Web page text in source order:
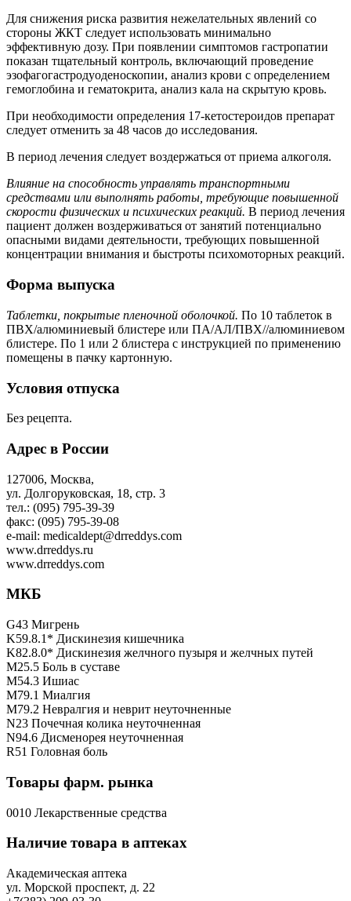
Для снижения риска развития нежелательных явлений со
стороны ЖКТ следует использовать минимально
эффективную дозу. При появлении симптомов гастропатии
показан тщательный контроль, включающий проведение
эзофагогастродуоденоскопии, анализ крови с определением
гемоглобина и гематокрита, анализ кала на скрытую кровь.
При необходимости определения 17-кетостероидов препарат
следует отменить за 48 часов до исследования.
В период лечения следует воздержаться от приема алкоголя.
Влияние на способность управлять транспортными
средствами или выполнять работы, требующие повышенной
скорости физических и психических реакций. В период лечения
пациент должен воздерживаться от занятий потенциально
опасными видами деятельности, требующих повышенной
концентрации внимания и быстроты психомоторных реакций.
Форма выпуска
Таблетки, покрытые пленочной оболочкой. По 10 таблеток в
ПВХ/алюминиевый блистере или ПА/АЛ/ПВХ//алюминиевом
блистере. По 1 или 2 блистера с инструкцией по применению
помещены в пачку картонную.
Условия отпуска
Без рецепта.
Адрес в России
127006, Москва,
ул. Долгоруковская, 18, стр. 3
тел.: (095) 795-39-39
факс: (095) 795-39-08
e-mail: medicaldept@drreddys.com
www.drreddys.ru
www.drreddys.com
МКБ
G43 Мигрень
K59.8.1* Дискинезия кишечника
K82.8.0* Дискинезия желчного пузыря и желчных путей
M25.5 Боль в суставе
M54.3 Ишиас
M79.1 Миалгия
M79.2 Невралгия и неврит неуточненные
N23 Почечная колика неуточненная
N94.6 Дисменорея неуточненная
R51 Головная боль
Товары фарм. рынка
0010 Лекарственные средства
Наличие товара в аптеках
Академическая аптека
ул. Морской проспект, д. 22